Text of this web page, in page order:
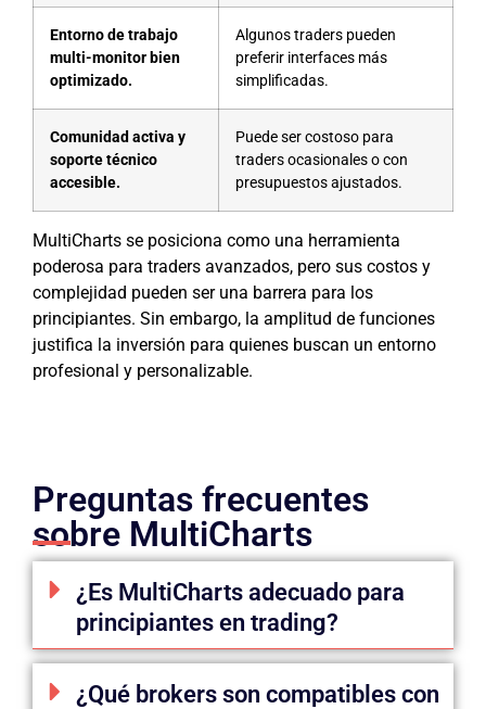
Entorno de trabajo
multi-monitor bien
optimizado.
Algunos traders pueden
preferir interfaces más
simplificadas.
Comunidad activa y
soporte técnico
accesible.
Puede ser costoso para
traders ocasionales o con
presupuestos ajustados.
MultiCharts se posiciona como una herramienta
poderosa para traders avanzados, pero sus costos y
complejidad pueden ser una barrera para los
principiantes. Sin embargo, la amplitud de funciones
justifica la inversión para quienes buscan un entorno
profesional y personalizable.
Preguntas frecuentes
sobre MultiCharts
¿Es MultiCharts adecuado para
principiantes en trading?
¿Qué brokers son compatibles con